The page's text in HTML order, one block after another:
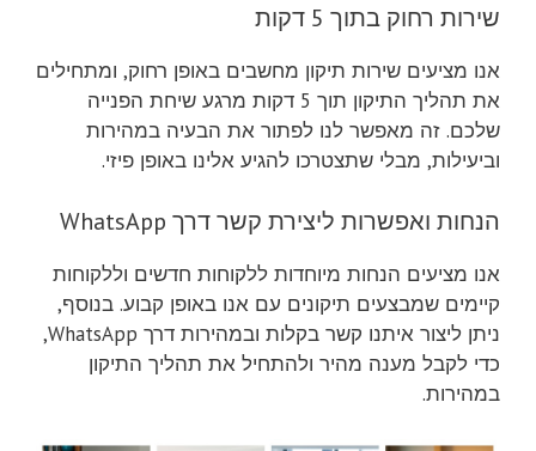
שירות רחוק בתוך 5 דקות
אנו מציעים שירות תיקון מחשבים באופן רחוק, ומתחילים
את תהליך התיקון תוך 5 דקות מרגע שיחת הפנייה
שלכם. זה מאפשר לנו לפתור את הבעיה במהירות
וביעילות, מבלי שתצטרכו להגיע אלינו באופן פיזי.
הנחות ואפשרות ליצירת קשר דרך WhatsApp
אנו מציעים הנחות מיוחדות ללקוחות חדשים וללקוחות
קיימים שמבצעים תיקונים עם אנו באופן קבוע. בנוסף,
ניתן ליצור איתנו קשר בקלות ובמהירות דרך WhatsApp,
כדי לקבל מענה מהיר ולהתחיל את תהליך התיקון
במהירות.